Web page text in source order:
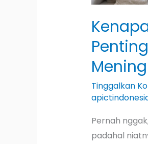
Tinggalkan
Pernah
padahal